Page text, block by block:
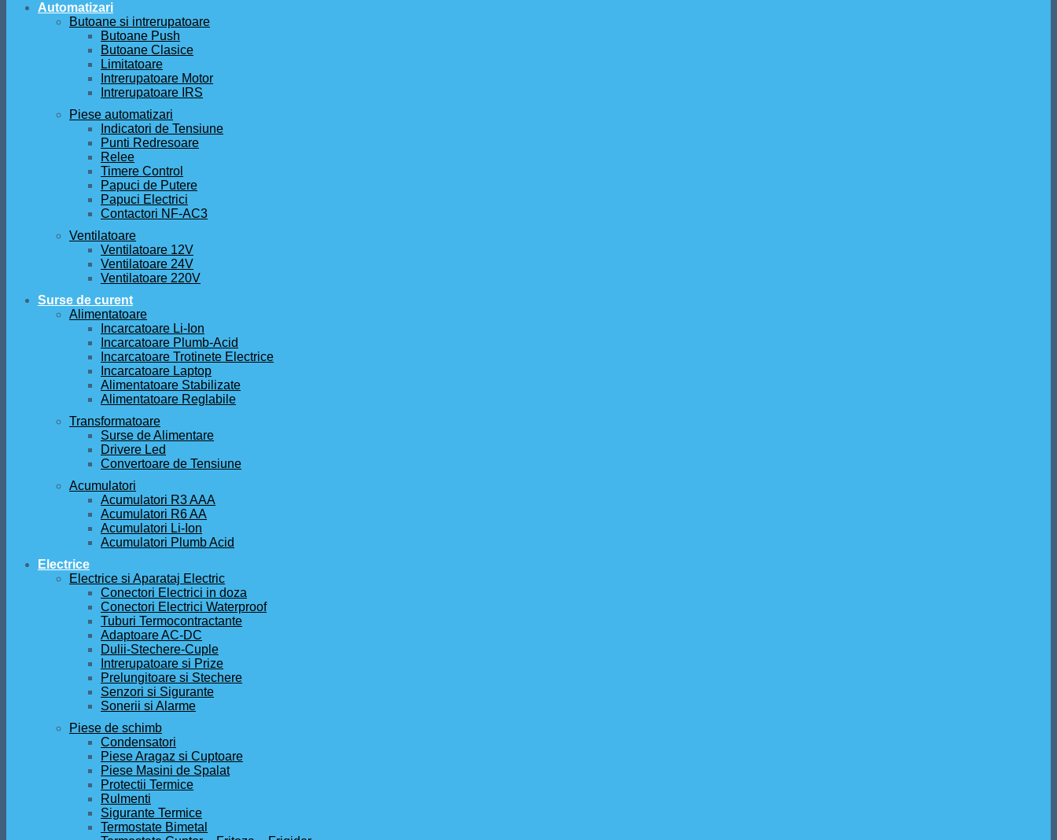
Automatizari
Butoane si intrerupatoare
Butoane Push
Butoane Clasice
Limitatoare
Intrerupatoare Motor
Intrerupatoare IRS
Piese automatizari
Indicatori de Tensiune
Punti Redresoare
Relee
Timere Control
Papuci de Putere
Papuci Electrici
Contactori NF-AC3
Ventilatoare
Ventilatoare 12V
Ventilatoare 24V
Ventilatoare 220V
Surse de curent
Alimentatoare
Incarcatoare Li-Ion
Incarcatoare Plumb-Acid
Incarcatoare Trotinete Electrice
Incarcatoare Laptop
Alimentatoare Stabilizate
Alimentatoare Reglabile
Transformatoare
Surse de Alimentare
Drivere Led
Convertoare de Tensiune
Acumulatori
Acumulatori R3 AAA
Acumulatori R6 AA
Acumulatori Li-Ion
Acumulatori Plumb Acid
Electrice
Electrice si Aparataj Electric
Conectori Electrici in doza
Conectori Electrici Waterproof
Tuburi Termocontractante
Adaptoare AC-DC
Dulii-Stechere-Cuple
Intrerupatoare si Prize
Prelungitoare si Stechere
Senzori si Sigurante
Sonerii si Alarme
Piese de schimb
Condensatori
Piese Aragaz si Cuptoare
Piese Masini de Spalat
Protectii Termice
Rulmenti
Sigurante Termice
Termostate Bimetal